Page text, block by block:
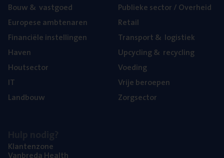
Bouw& vastgoed
Euro­pe­se ambtenaren
Finan­ci­ë­le instellingen
Haven
Hout­sec­tor
IT
Land­bouw
Publie­ke sec­tor / Overheid
Retail
Trans­port& logistiek
Upcy­cling& recycling
Voe­ding
Vrije beroe­pen
Zorg­sec­tor
Klan­ten­zo­ne
Van­b­re­da Health